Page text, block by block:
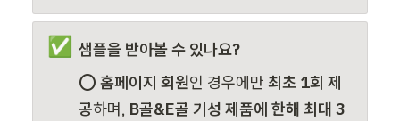
✅ 샘플을 받아볼 수 있나요?
⭕ 홈페이지 회원인 경우에만 최초 1회 제
공하며, B골&E골 기성 제품에 한해 최대 3